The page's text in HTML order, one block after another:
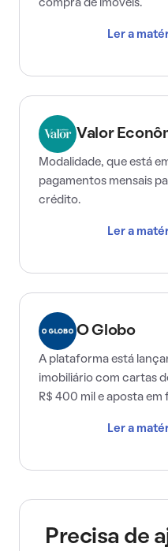
compra de imóveis.
Ler a
Valor
Modalidade, que está
pagamentos mensais
crédito.
Ler a
O Globo
A plataforma está
imobiliário com cartas
R$ 400 mil e aposta
Ler a
Precisa de